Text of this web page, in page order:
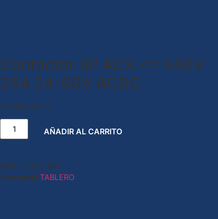
Contactor 3P AC3 <= 440V
25A 24-60V ACDC
$ 409.278,40
AÑADIR AL CARRITO
SKU LC1D25BNE
Categoría TABLERO